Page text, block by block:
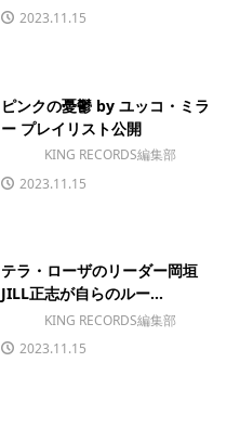
2023.11.15
ピンクの憂鬱 by ユッコ・ミラ
ー プレイリスト公開
KING RECORDS編集部
2023.11.15
テラ・ローザのリーダー岡垣
JILL正志が自らのルー...
KING RECORDS編集部
2023.11.15